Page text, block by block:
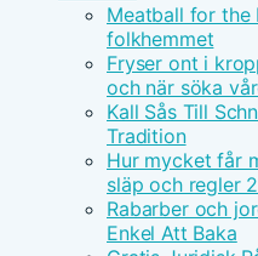
Meatball for the
folkhemmet
Fryser ont i
och när söka
Kall Sås Till
Tradition
Hur mycket får
släp och regler
Rabarber och
Enkel Att Baka